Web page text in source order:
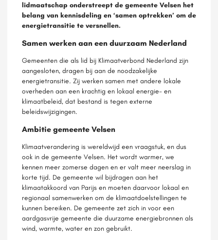
lidmaatschap onderstreept de gemeente Velsen het
belang van kennisdeling en ‘samen optrekken’ om de
energietransitie te versnellen.
Samen werken aan een duurzaam Nederland
Gemeenten die als lid bij Klimaatverbond Nederland zijn
aangesloten, dragen bij aan de noodzakelijke
energietransitie. Zij werken samen met andere lokale
overheden aan een krachtig en lokaal energie- en
klimaatbeleid, dat bestand is tegen externe
beleidswijzigingen.
Ambitie gemeente Velsen
Klimaatverandering is wereldwijd een vraagstuk, en dus
ook in de gemeente Velsen. Het wordt warmer, we
kennen meer zomerse dagen en er valt meer neerslag in
korte tijd. De gemeente wil bijdragen aan het
klimaatakkoord van Parijs en moeten daarvoor lokaal en
regionaal samenwerken om de klimaatdoelstellingen te
kunnen bereiken. De gemeente zet zich in voor een
aardgasvrije gemeente die duurzame energiebronnen als
wind, warmte, water en zon gebruikt.